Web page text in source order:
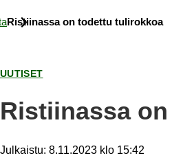
Ris­tii­nas­sa on to­det­tu tu­li­rok­koa
UU­TI­SET
Ris­tii­nas­sa
Julkaistu: 8.11.2023 klo 15:42